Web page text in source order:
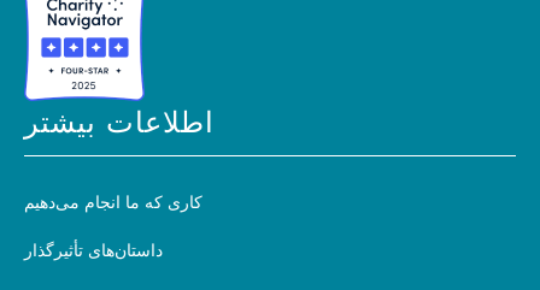
اطلاعات بیشتر
کاری که ما انجام می‌دهیم
داستان‌های تأثیرگذار